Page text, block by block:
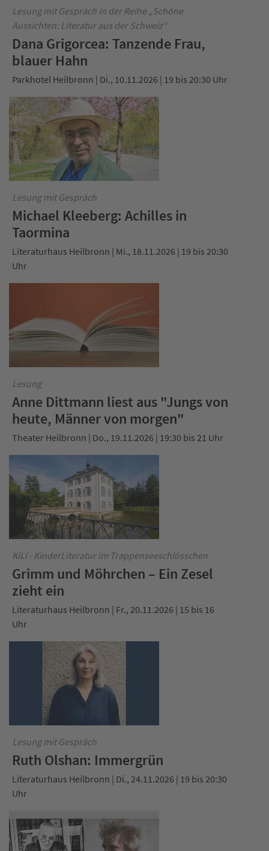
Lesung mit Gespräch in der Reihe „Schöne
Aussichten: Literatur aus der Schweiz“
Dana Grigorcea: Tanzende Frau,
blauer Hahn
Parkhotel Heilbronn | Di., 10.11.2026 | 19 bis 20:30 Uhr
Lesung mit Gespräch
Michael Kleeberg: Achilles in
Taormina
Literaturhaus Heilbronn | Mi., 18.11.2026 | 19 bis 20:30
Uhr
Lesung
Anne Dittmann liest aus "Jungs von
heute, Männer von morgen"
Theater Heilbronn | Do., 19.11.2026 | 19:30 bis 21 Uhr
KiLi - KinderLiteratur im Trappenseeschlösschen
Grimm und Möhrchen – Ein Zesel
zieht ein
Literaturhaus Heilbronn | Fr., 20.11.2026 | 15 bis 16
Uhr
Lesung mit Gespräch
Ruth Olshan: Immergrün
Literaturhaus Heilbronn | Di., 24.11.2026 | 19 bis 20:30
Uhr